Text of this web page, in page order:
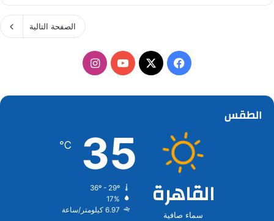
الصفحة التالية
فيسبوك
‫X
‫YouTubeانستقرام
الطقس
القاهرة
سماء صافية
35
℃
17%
6.97 كيلومتر/ساعة